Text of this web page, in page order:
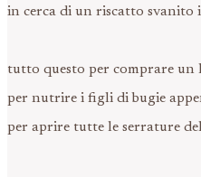
in cerca di un riscatto svanito
tutto questo per comprare
per nutrire i figli di bugie
per aprire tutte le serrature